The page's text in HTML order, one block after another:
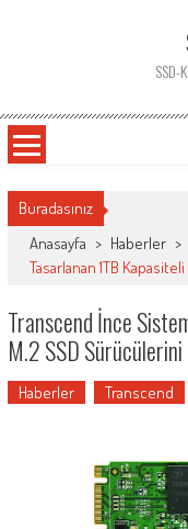
Buradasınız
Anasayfa > Haberler >
Tasarlanan 1TB
Transcend İnce
M.2 SSD
Haberler Transcend